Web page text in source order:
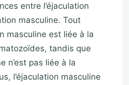
entre l’éjaculation
masculine. Tout
masculine est liée à la
tandis que
n’est pas liée à la
l’éjaculation masculine